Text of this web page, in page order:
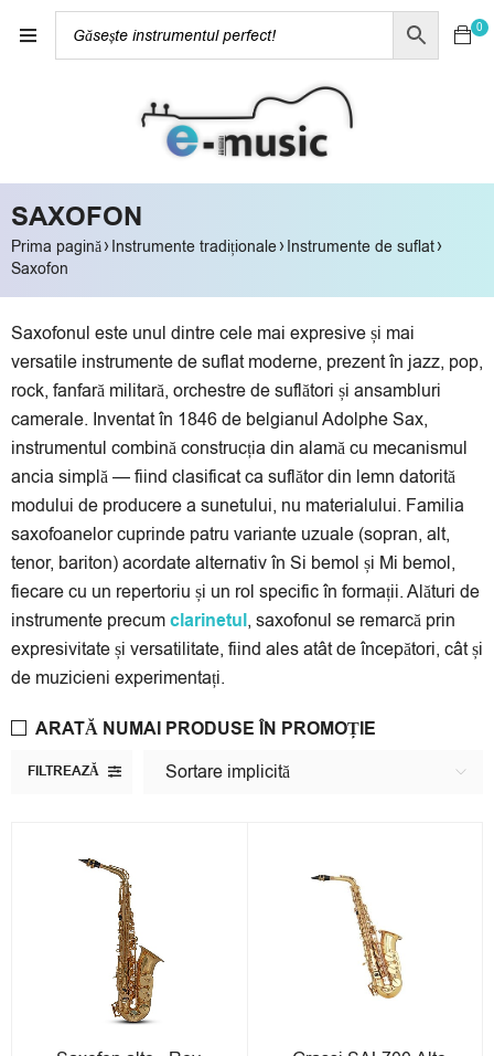
0
SAXOFON
Prima pagină› Instrumente tradiționale› Instrumente de suflat›
Saxofon
Saxofonul este unul dintre cele mai expresive și mai
versatile instrumente de suflat moderne, prezent în jazz, pop,
rock, fanfară militară, orchestre de suflători și ansambluri
camerale. Inventat în 1846 de belgianul Adolphe Sax,
instrumentul combină construcția din alamă cu mecanismul
ancia simplă — fiind clasificat ca suflător din lemn datorită
modului de producere a sunetului, nu materialului. Familia
saxofoanelor cuprinde patru variante uzuale (sopran, alt,
tenor, bariton) acordate alternativ în Si bemol și Mi bemol,
fiecare cu un repertoriu și un rol specific în formații. Alături de
instrumente precumclarinetul, saxofonul se remarcă prin
expresivitate și versatilitate, fiind ales atât de începători, cât și
de muzicieni experimentați.
FILTREAZĂ Sortare implicită
ARATĂ NUMAI PRODUSE ÎN PROMOȚIE